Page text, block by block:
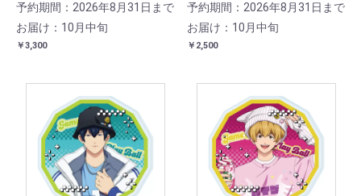
予約期間：2026年8月31日まで
お届け：10月中旬
￥3,300
予約期間：2026年8月31日まで
お届け：10月中旬
￥2,500